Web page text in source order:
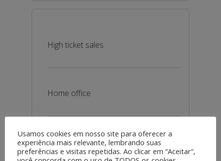
High ticket sales
Home office
Habilidades de coaching
Usamos cookies em nosso site para oferecer a
experiência mais relevante, lembrando suas
preferências e visitas repetidas. Ao clicar em “Aceitar”,